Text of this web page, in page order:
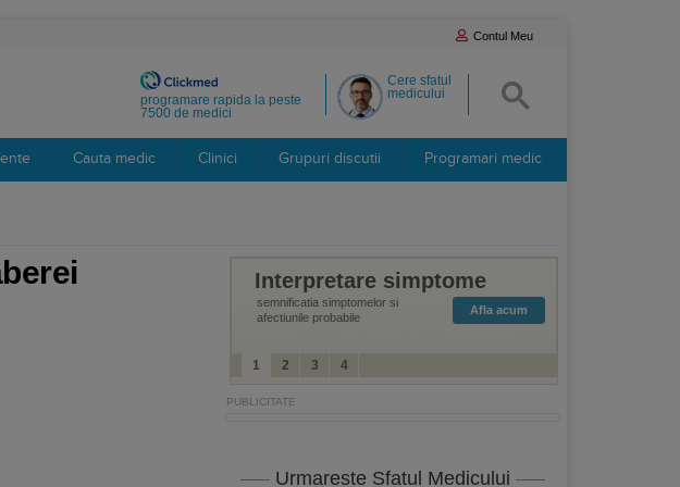
Contul Meu
Cere sfatul
medicului
programare rapida la peste
7500 de medici
Cauta medic Clinici Grupuri discutii Programari medic
Interpretare simptome
semnificatia simptomelor si
afectiunile probabile
Afla acum
1 2 3 4
Urmareste Sfatul Medicului